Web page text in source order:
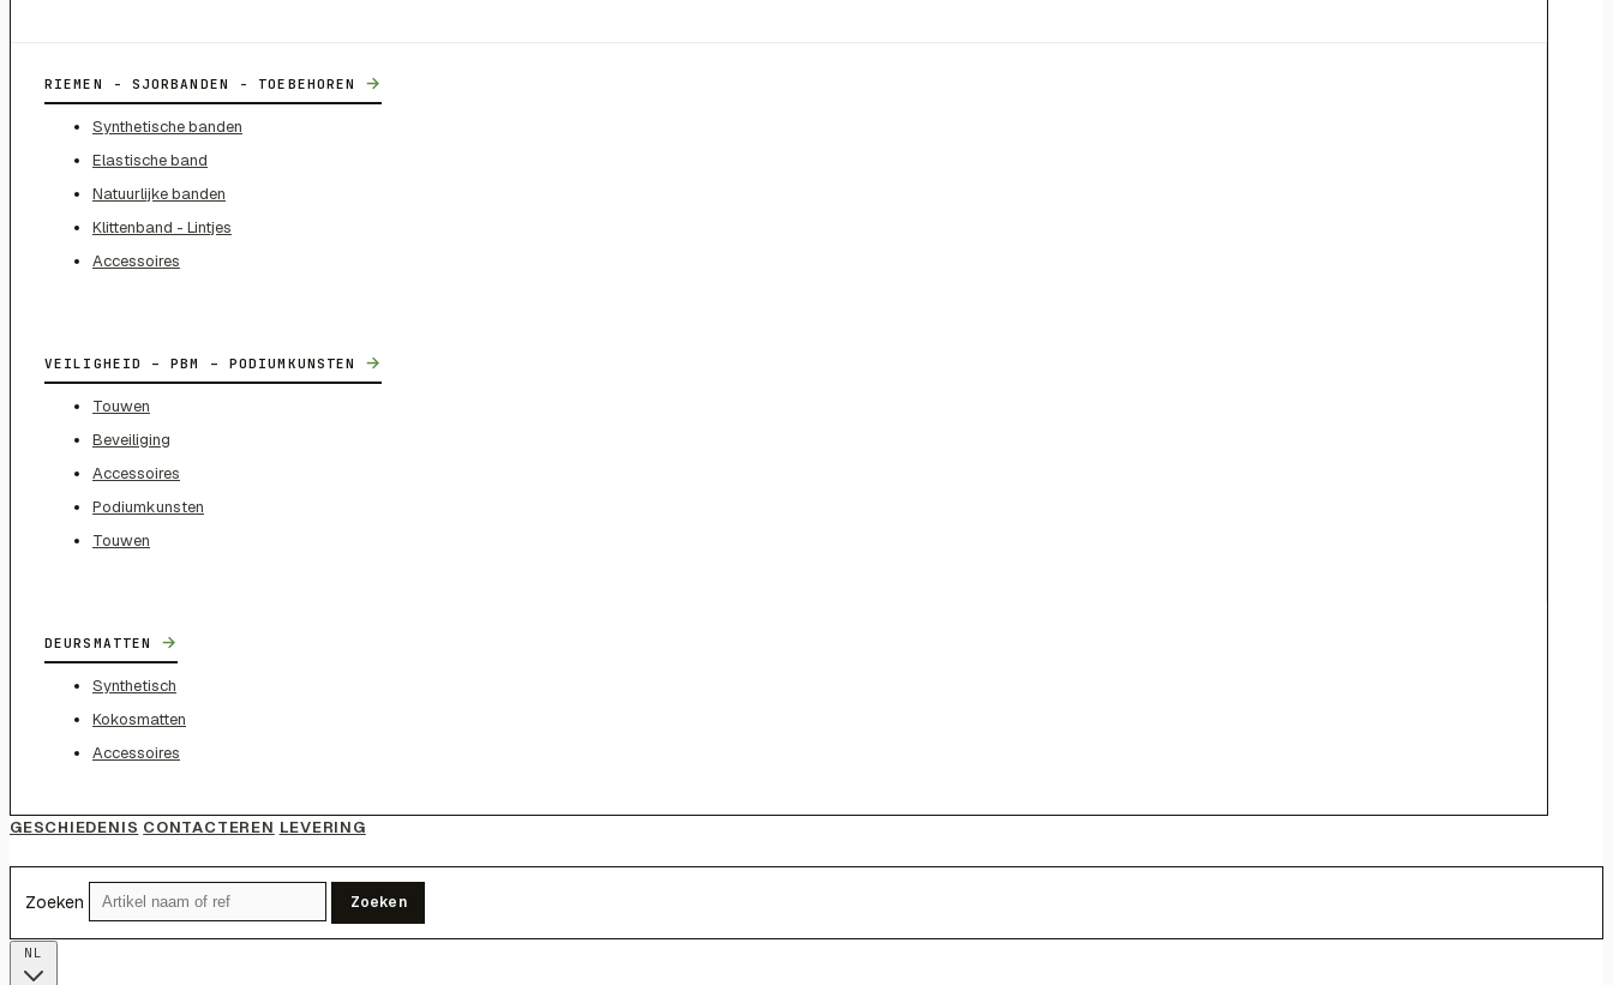
RIEMEN - SJORBANDEN - TOEBEHOREN →
Synthetische banden
Elastische band
Natuurlijke banden
Klittenband - Lintjes
Accessoires
VEILIGHEID – PBM – PODIUMKUNSTEN →
Touwen
Beveiliging
Accessoires
Podiumkunsten
Touwen
DEURSMATTEN →
Synthetisch
Kokosmatten
Accessoires
GESCHIEDENIS CONTACTEREN LEVERING
Zoeken Zoeken